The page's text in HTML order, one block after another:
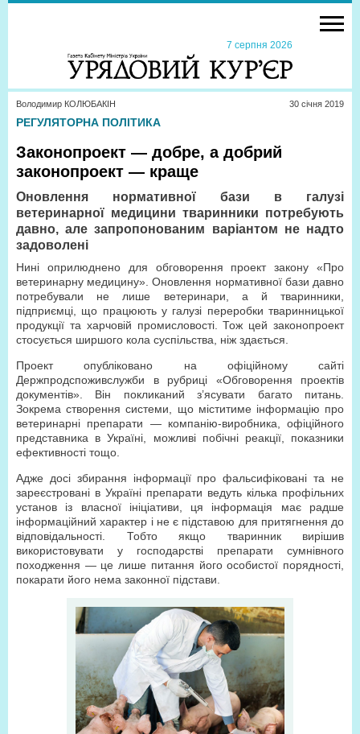
7 серпня 2026
Володимир КОЛЮБАКІН 30 сiчня 2019
РЕГУЛЯТОРНА ПОЛІТИКА
Законопроект — добре, а добрий
законопроект — краще
Оновлення нормативної бази в галузі
ветеринарної медицини тваринники потребують
давно, але запропонованим варіантом не надто
задоволені
Нині оприлюднено для обговорення проект закону «Про
ветеринарну медицину». Оновлення нормативної бази давно
потребували не лише ветеринари, а й тваринники,
підприємці, що працюють у галузі переробки тваринницької
продукції та харчовій промисловості. Тож цей законопроект
стосується ширшого кола суспільства, ніж здається.
Проект опубліковано на офіційному сайті
Держпродспоживслужби в рубриці «Обговорення проектів
документів». Він покликаний з’ясувати багато питань.
Зокрема створення системи, що міститиме інформацію про
ветеринарні препарати — компанію-виробника, офіційного
представника в Україні, можливі побічні реакції, показники
ефективності тощо.
Адже досі збирання інформації про фальсифіковані та не
зареєстровані в Україні препарати ведуть кілька профільних
установ із власної ініціативи, ця інформація має радше
інформаційний характер і не є підставою для притягнення до
відповідальності. Тобто якщо тваринник вирішив
використовувати у господарстві препарати сумнівного
походження — це лише питання його особистої порядності,
покарати його нема законної підстави.